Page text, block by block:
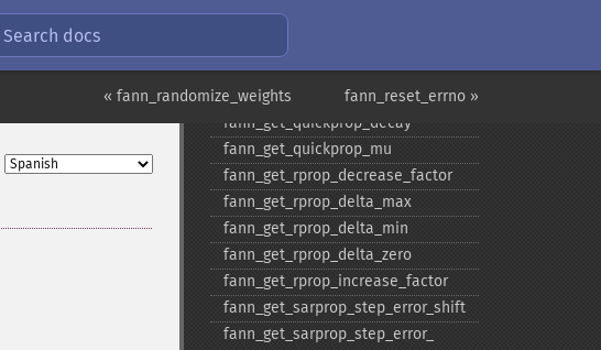
Search docs
fann_reset_errno »
« fann_randomize_weights
fann_​get_​network_​type
fann_​get_​num_​layers
fann_​get_​num_​output
fann_​get_​quickprop_​decay
fann_​get_​quickprop_​mu
fann_​get_​rprop_​decrease_​factor
fann_​get_​rprop_​delta_​max
fann_​get_​rprop_​delta_​min
fann_​get_​rprop_​delta_​zero
fann_​get_​rprop_​increase_​factor
fann_​get_​sarprop_​step_​error_​shift
fann_​get_​sarprop_​step_​error_​